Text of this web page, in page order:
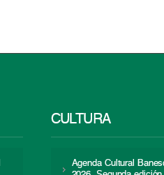
CULTURA
Agenda Cultural